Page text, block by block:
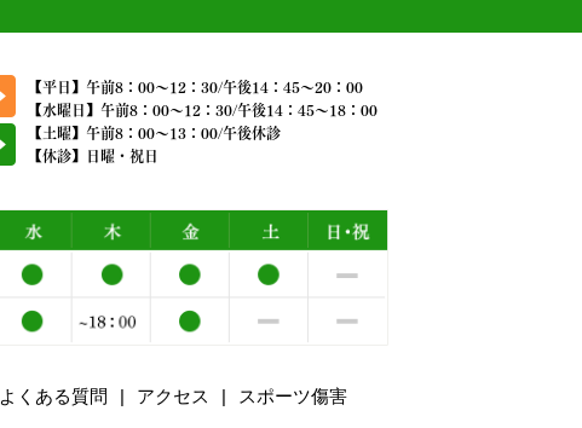
【平日】午前8：00～12：30/午後14：45～20：00
【水曜日】午前8：00～12：30/午後14：45～18：00
【土曜】午前8：00～13：00/午後休診
【休診】日曜・祝日
よくある質問 アクセス
スポーツ傷害